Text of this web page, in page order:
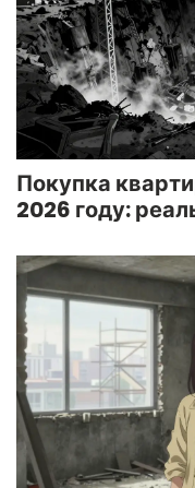
Покупка
2026 году: